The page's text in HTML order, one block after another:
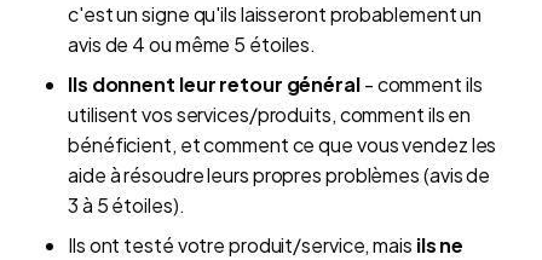
c'est un signe qu'ils laisseront probablement un
avis de 4 ou même 5 étoiles.
Ils donnent leur retour général- comment ils
utilisent vos services/produits, comment ils en
bénéficient, et comment ce que vous vendez les
aide à résoudre leurs propres problèmes (avis de
3 à 5 étoiles).
Ils ont testé votre produit/service, mais ils ne